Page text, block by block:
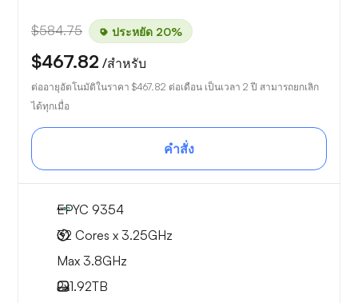
$584.75 ประหยัด 20%
$467.82 /สำหรับ
ต่ออายุอัตโนมัติในราคา $467.82 ต่อเดือน เป็นเวลา 2 ปี สามารถยกเลิก
ได้ทุกเมื่อ
คำสั่ง
EPYC 9354
32 Cores x 3.25GHz
Max 3.8GHz
2x1.92TB